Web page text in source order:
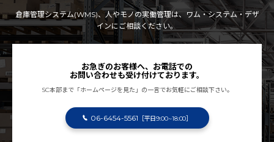
倉庫管理システム(WMS)、人やモノの実働管理は、ワム・システム・デザ
インにご相談ください。
お急ぎのお客様へ、お電話での
お問い合わせも受け付けております。
SC本部まで「ホームページを見た」の一言でお気軽にご相談下さい。
06-6454-5561 ［平日9:00~18:00］